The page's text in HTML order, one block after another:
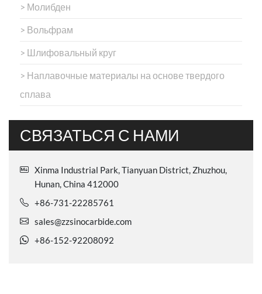
> Молибден
> Вольфрам
> Шлифовальный круг
> Наплавочные материалы на основе твердого
сплава
СВЯЗАТЬСЯ С НАМИ
Xinma Industrial Park, Tianyuan District, Zhuzhou,
Hunan, China 412000
+86-731-22285761
sales@zzsinocarbide.com
+86-152-92208092